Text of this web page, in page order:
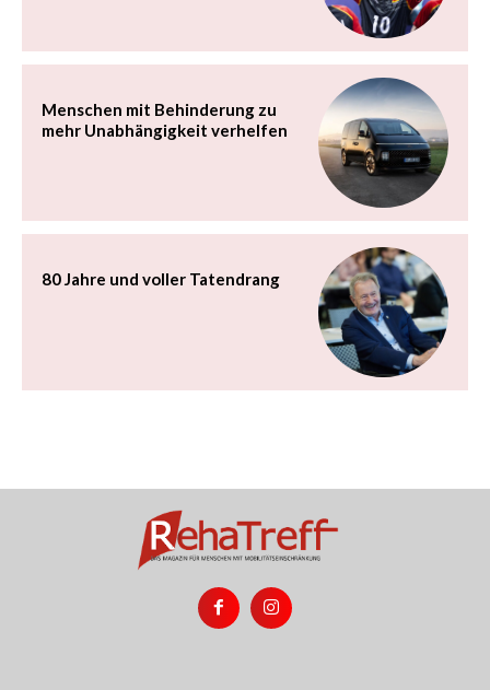
Menschen mit Behinderung zu
mehr Unabhängigkeit verhelfen
80 Jahre und voller Tatendrang